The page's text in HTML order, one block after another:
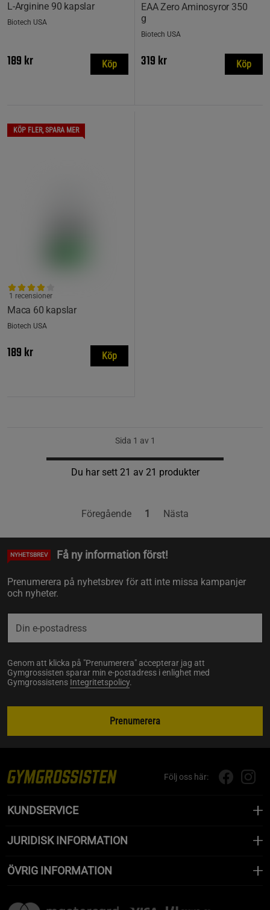
L-Arginine 90 kapslar
Biotech USA
189 kr Köp
EAA Zero Aminosyror 350
g
Biotech USA
319 kr Köp
KÖP FLER, SPARA MER
Maca 60 kapslar
1 recensioner
Biotech USA
189 kr Köp
Sida 1 av 1
Du har sett 21 av 21 produkter
Föregående 1 Nästa
NYHETSBREV Få ny information först!
Prenumerera på nyhetsbrev för att inte missa kampanjer
och nyheter.
Genom att klicka på "Prenumerera" accepterar jag att
Gymgrossisten sparar min e-postadress i enlighet med
Gymgrossistens Integritetspolicy.
Prenumerera
Följ oss här:
KUNDSERVICE
JURIDISK INFORMATION
ÖVRIG INFORMATION